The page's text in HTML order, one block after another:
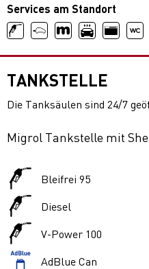
Services am Standort
TANKSTELLE
Die Tanksäulen sind 24/7
Migrol Tankstelle mit
Bleifrei 95
Diesel
V-Power 100
AdBlue Can